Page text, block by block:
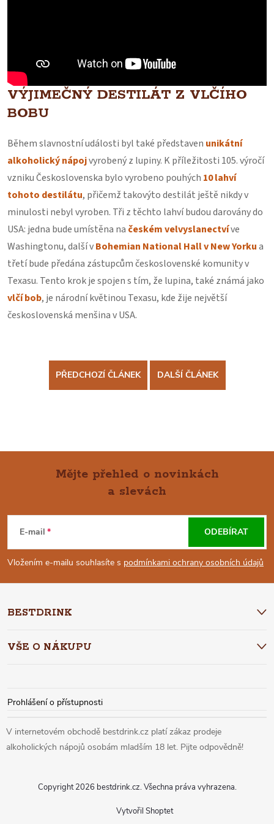
VÝJIMEČNÝ DESTILÁT Z VLČÍHO
BOBU
Během slavnostní události byl také představen unikátní
alkoholický nápojvyrobený z lupiny. K příležitosti 105. výročí
vzniku Československa bylo vyrobeno pouhých 10 lahví
tohoto destilátu, přičemž takovýto destilát ještě nikdy v
minulosti nebyl vyroben. Tři z těchto lahví budou darovány do
USA: jedna bude umístěna na českém velvyslanectvíve
Washingtonu, další vBohemian National Hall v New Yorkua
třetí bude předána zástupcům československé komunity v
Texasu. Tento krok je spojen s tím, že lupina, také známá jako
vlčí bob, je národní květinou Texasu, kde žije největší
československá menšina v USA.
PŘEDCHOZÍ ČLÁNEK DALŠÍ ČLÁNEK
P
Mějte přehled o novinkách
a slevách
E-mail
Vložením e-mailu souhlasíte s podmínkami ochrany osobních údajů
ODEBÍRAT
BESTDRINK
VŠE O NÁKUPU
Prohlášení o přístupnosti
Vytvořil Shoptet
Copyright 2026 bestdrink.cz. Všechna práva vyhrazena.